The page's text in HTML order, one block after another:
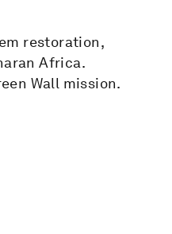
restoration,
Africa.
Wall mission.